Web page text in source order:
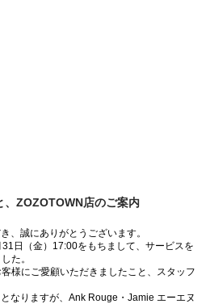
、ZOZOTOWN店のご案内
、誠にありがとうございます。
日（金）17:00をもちまして、サービスを
た。
様にご愛顧いただきましたこと、スタッフ
なりますが、Ank Rouge・Jamie エーエヌ